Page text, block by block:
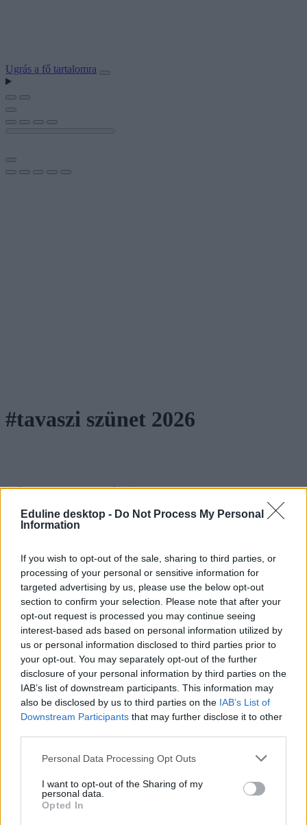
Eduline desktop - Do Not Process My Personal
Information
If you wish to opt-out of the sale, sharing to third parties, or
processing of your personal or sensitive information for
targeted advertising by us, please use the below opt-out
section to confirm your selection. Please note that after your
opt-out request is processed you may continue seeing
interest-based ads based on personal information utilized by
us or personal information disclosed to third parties prior to
your opt-out. You may separately opt-out of the further
disclosure of your personal information by third parties on the
IAB’s list of downstream participants. This information may
also be disclosed by us to third parties on the IAB’s List of
Downstream Participants that may further disclose it to other
Personal Data Processing Opt Outs
I want to opt-out of the Sharing of my
personal data.
Opted In
Ugrás a fő tartalomra
#tavaszi szünet 2026
Mikor lesz a tavaszi szünet 2026-ban?
2026-ban tavalyhoz képest egy kicsivel korábban kezdődik a tavaszi
szünet. Mutatjuk a pontos dátumot.
Közoktatás
Kurucz-Gáspár Tünde
Ekkor lesznek a tanítási szünetek a 2025/26-os
tanévben
Mutatjuk az időpontokat.
Közoktatás
Székács Linda